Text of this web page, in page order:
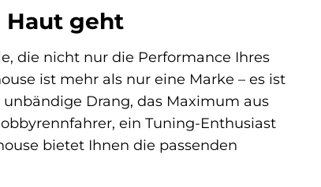
Haut geht
die nicht nur die Performance Ihres
ist mehr als nur eine Marke – es ist
Drang, das Maximum aus
ein Tuning-Enthusiast
bietet Ihnen die passenden